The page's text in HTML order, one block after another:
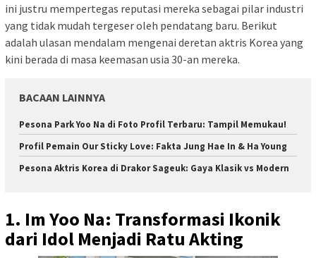
ini justru mempertegas reputasi mereka sebagai pilar industri
yang tidak mudah tergeser oleh pendatang baru. Berikut
adalah ulasan mendalam mengenai deretan aktris Korea yang
kini berada di masa keemasan usia 30-an mereka.
BACAAN LAINNYA
Pesona Park Yoo Na di Foto Profil Terbaru: Tampil Memukau!
Profil Pemain Our Sticky Love: Fakta Jung Hae In & Ha Young
Pesona Aktris Korea di Drakor Sageuk: Gaya Klasik vs Modern
1. Im Yoo Na: Transformasi Ikonik
dari Idol Menjadi Ratu Akting